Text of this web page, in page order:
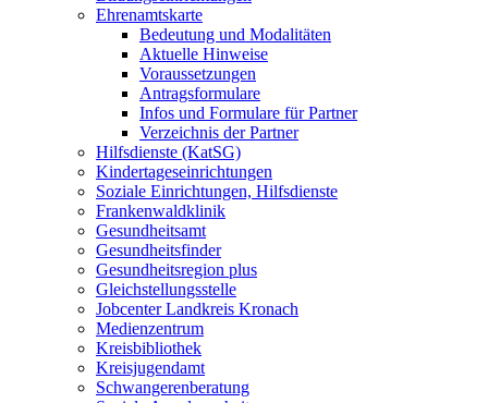
Ehrenamtskarte
Bedeutung und Modalitäten
Aktuelle Hinweise
Voraussetzungen
Antragsformulare
Infos und Formulare für Partner
Verzeichnis der Partner
Hilfsdienste (KatSG)
Kindertageseinrichtungen
Soziale Einrichtungen, Hilfsdienste
Frankenwaldklinik
Gesundheitsamt
Gesundheitsfinder
Gesundheitsregion plus
Gleichstellungsstelle
Jobcenter Landkreis Kronach
Medienzentrum
Kreisbibliothek
Kreisjugendamt
Schwangerenberatung